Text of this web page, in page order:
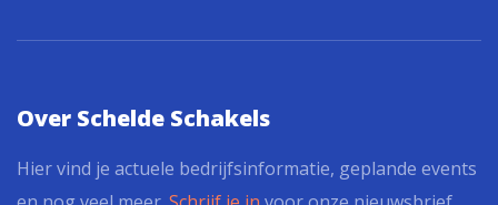
Over Schelde Schakels
Hier vind je actuele bedrijfsinformatie, geplande events